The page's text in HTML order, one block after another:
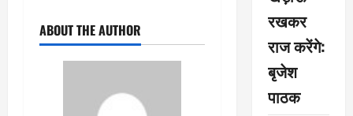
ABOUT THE AUTHOR
रखकर
राज करेंगे:
बृजेश
पाठक